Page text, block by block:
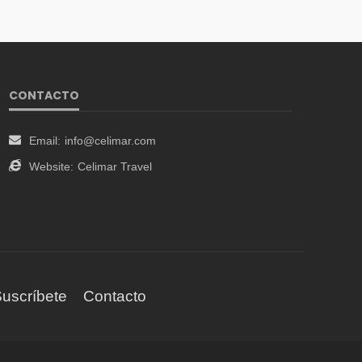
CONTACTO
Email: info@celimar.com
Website: Celimar Travel
Contacto